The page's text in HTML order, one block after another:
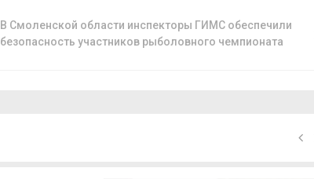
В Смоленской области инспекторы ГИМС обеспечили
безопасность участников рыболовного чемпионата